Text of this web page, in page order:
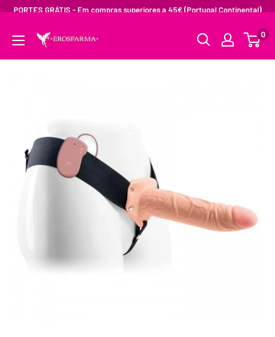
PORTES GRÁTIS - Em compras superiores a 45€ (Portugal Continental)
0